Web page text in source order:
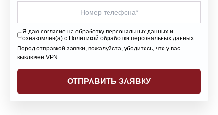
Я даю согласие на обработку персональных данныхи
ознакомлен(а) с Политикой обработки персональных данных.
Перед отправкой заявки, пожалуйста, убедитесь, что у вас
выключен VPN.